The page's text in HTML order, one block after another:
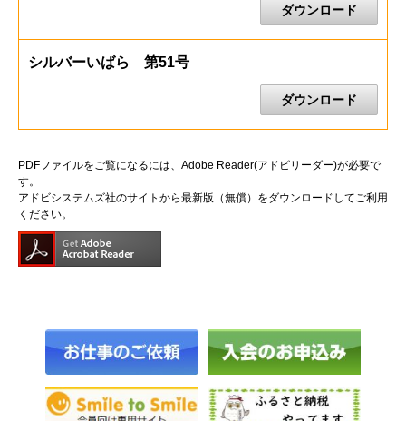
ダウンロード
シルバーいばら 第51号
ダウンロード
PDFファイルをご覧になるには、Adobe Reader(アドビリーダー)が必要で
す。
アドビシステムズ社のサイトから最新版（無償）をダウンロードしてご利用
ください。